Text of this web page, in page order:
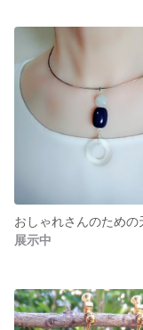
展示中